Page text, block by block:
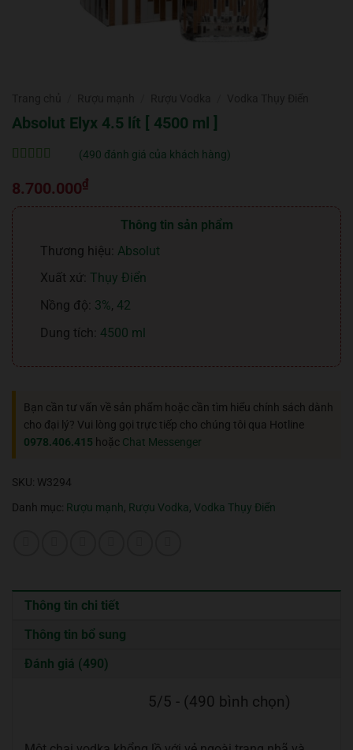
Absolut Elyx 4.5 lít [ 4500 ml ]
trênđánh
giá
(490 đánh giá của khách hàng)
8.700.000₫
Thông tin sản phẩm
Thương hiệu: Absolut
Xuất xứ: Thụy Điển
Nồng độ: 3%, 42
Dung tích: 4500 ml
Bạn cần tư vấn về sản phẩm hoặc cần tìm hiểu chính sách dành
cho đại lý? Vui lòng gọi trực tiếp cho chúng tôi qua Hotline
0978.406.415 hoặc Chat Messenger
SKU: W3294
Danh mục: Rượu mạnh, Rượu Vodka, Vodka Thụy Điển
Thông tin chi tiết
Thông tin bổ sung
Đánh giá (490)
5/5 - (490 bình chọn)